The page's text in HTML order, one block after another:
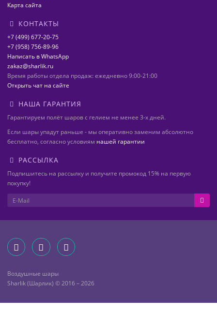
Карта сайта
КОНТАКТЫ
+7 (499) 677-20-75
+7 (958) 756-89-96
Написать в WhatsApp
zakaz@sharlik.ru
Время работы отдела продаж: ежедневно 9:00-21:00
Открыть чат на сайте
НАША ГАРАНТИЯ
Гарантируем полёт шаров с гелием не менее 3-х дней.
Если шары упадут раньше - мы оперативно заменим абсолютно
бесплатно, согласно условиям нашей гарантии
РАССЫЛКА
Подпишитесь на рассылку и получите промокод 15% на первую
покупку!
Воздушные шары
Sharlik (Шарлик) © 2016 – 2026